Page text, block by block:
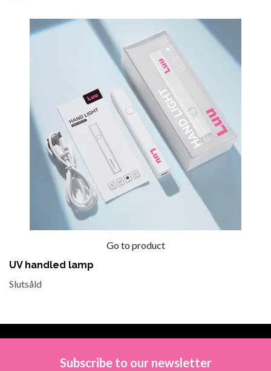
Go to product
UV handled lamp
Slutsåld
Subscribe to our newsletter